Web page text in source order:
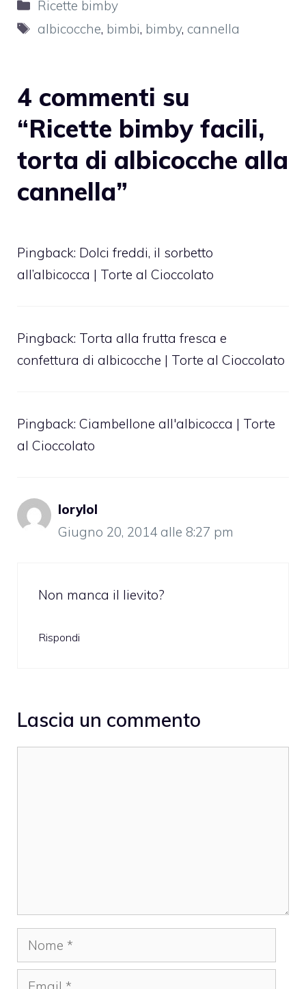
Ricette bimby
Tag
albicocche, bimbi, bimby, cannella
4 commenti su
“Ricette bimby facili,
torta di albicocche alla
cannella”
Pingback: Dolci freddi, il sorbetto
all’albicocca | Torte al Cioccolato
Pingback: Torta alla frutta fresca e
confettura di albicocche | Torte al Cioccolato
Pingback: Ciambellone all'albicocca | Torte
al Cioccolato
lorylol
Giugno 20, 2014 alle 8:27 pm
Non manca il lievito?
Rispondi
Lascia un commento
Nome
Email